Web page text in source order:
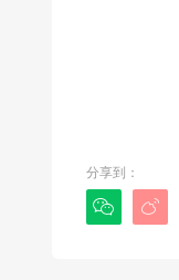
分享到：
 